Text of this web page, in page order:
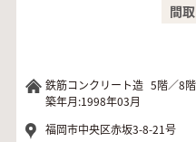
間
鉄筋コンクリート造 5階／8
築年月:1998年03月
福岡市中央区赤坂3-8-21号